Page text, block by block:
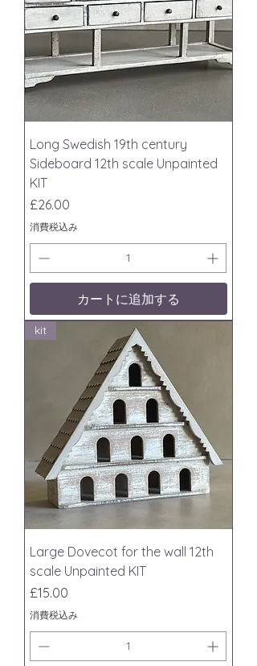
Long Swedish 19th century
Sideboard 12th scale Unpainted
KIT
価格
£26.00
消費税込み
カートに追加する
kit
Large Dovecot for the wall 12th
scale Unpainted KIT
価格
£15.00
消費税込み